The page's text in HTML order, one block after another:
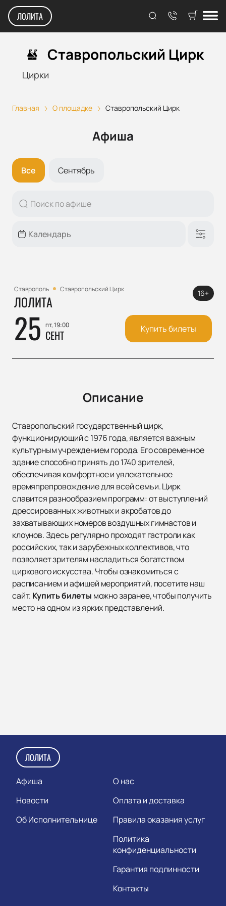
ЛОЛИТА
Ставропольский Цирк
Цирки
Главная О площадке Ставропольский Цирк
Афиша
Все Сентябрь
Ставрополь Ставропольский Цирк
ЛОЛИТА
25 пт, 19:00
СЕНТ
16+
Купить билеты
Описание
Ставропольский государственный цирк,
функционирующий с 1976 года, является важным
культурным учреждением города. Его современное
здание способно принять до 1740 зрителей,
обеспечивая комфортное и увлекательное
времяпрепровождение для всей семьи. Цирк
славится разнообразием программ: от выступлений
дрессированных животных и акробатов до
захватывающих номеров воздушных гимнастов и
клоунов. Здесь регулярно проходят гастроли как
российских, так и зарубежных коллективов, что
позволяет зрителям насладиться богатством
циркового искусства. Чтобы ознакомиться с
расписанием и афишей мероприятий, посетите наш
сайт. Купить билеты можно заранее, чтобы получить
место на одном из ярких представлений.
ЛОЛИТА
Афиша
Новости
Об Исполнительнице
О нас
Оплата и доставка
Правила оказания услуг
Политика
конфиденциальности
Гарантия подлинности
Контакты